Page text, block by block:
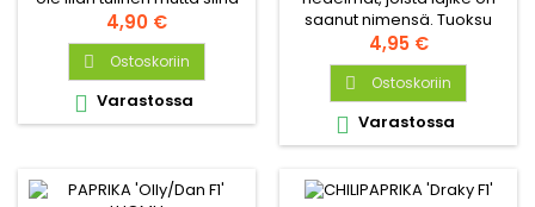
on silti riittävästi potkua
myös tulisen ystäville.
Erittäin hyvä ja
monipuolinen lajike
ruuanlaittoon.
Hinta
4,90 €
 Ostoskoriin
 Varastossa
saanut nimensä. Tuoksu
raikas ja hapahko,
raparperimainen.
Hinta
4,95 €
 Ostoskoriin
 Varastossa